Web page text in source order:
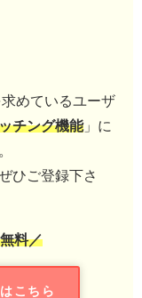
めているユーザ
チング機能」に
ひご登録下さ
料／
こちら